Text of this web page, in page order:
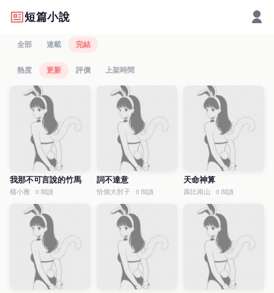
短篇小說
全部 連載 完結
熱度 更新 評價 上架時間
我那不可言說的竹馬
楊小雅 0 閱讀
詞不達意
恰個大肘子 0 閱讀
天命神算
壽比南山 0 閱讀